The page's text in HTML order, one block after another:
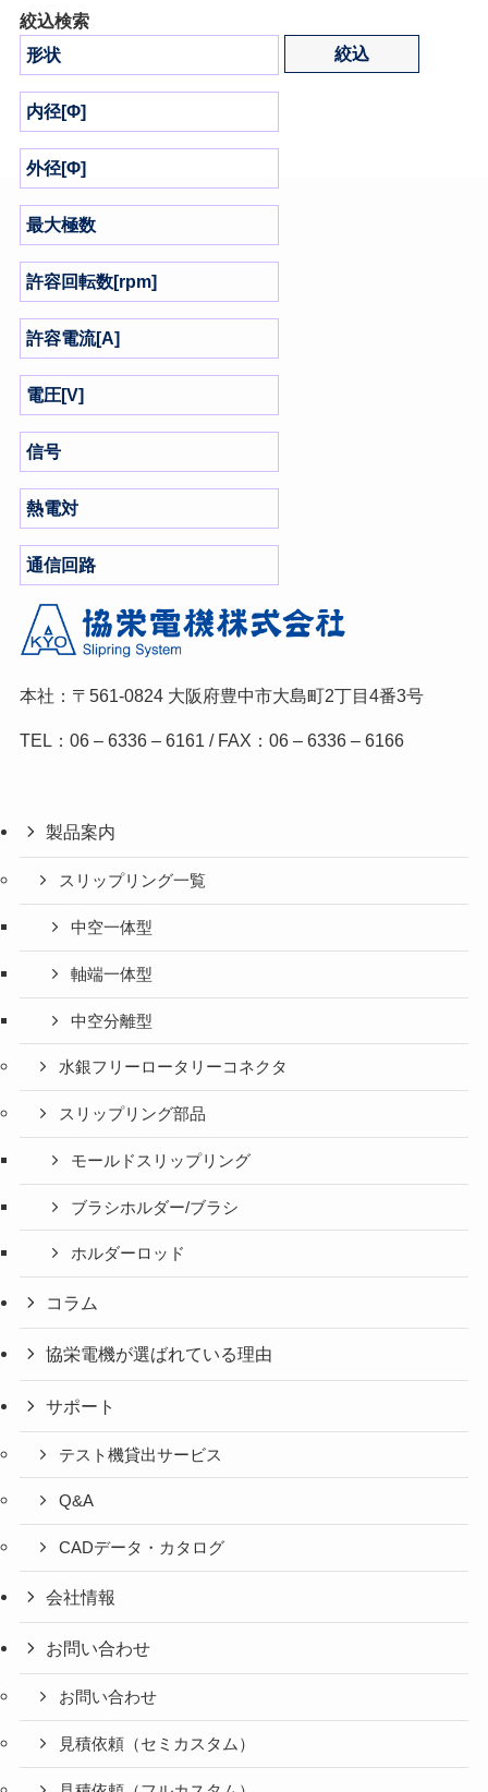
絞込検索
形状
内径[Φ]
外径[Φ]
最大極数
許容回転数[rpm]
許容電流[A]
電圧[V]
信号
熱電対
通信回路
本社：〒561-0824 大阪府豊中市大島町2丁目4番3号
TEL：06 – 6336 – 6161 / FAX：06 – 6336 – 6166
製品案内
スリップリング一覧
中空一体型
軸端一体型
中空分離型
水銀フリーロータリーコネクタ
スリップリング部品
モールドスリップリング
ブラシホルダー/ブラシ
ホルダーロッド
コラム
協栄電機が選ばれている理由
サポート
テスト機貸出サービス
Q&A
CADデータ・カタログ
会社情報
お問い合わせ
お問い合わせ
見積依頼（セミカスタム）